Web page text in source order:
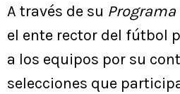
A través de su Programa
el ente rector del fútbol
a los equipos por su
selecciones que